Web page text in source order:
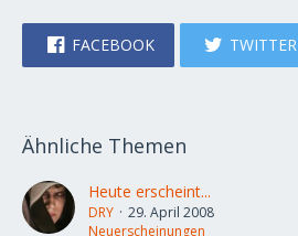
FACEBOOK TWITTER
Ähnliche Themen
Heute erscheint...
DRY
29. April 2008
Neuerscheinungen